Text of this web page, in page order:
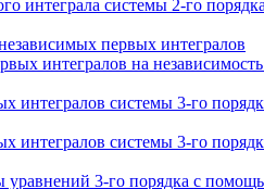
интеграла системы 2-го
первых интегралов
интегралов на
интегралов системы 3-го
интегралов системы 3-го
уравнений 3-го порядка с